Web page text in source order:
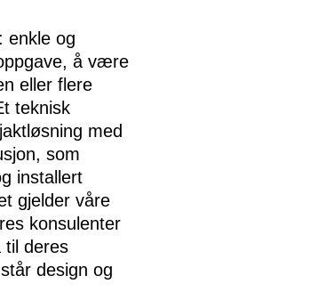
enkle og
å være
eller flere
teknisk
med
som
installert
gjelder våre
konsulenter
til deres
design og